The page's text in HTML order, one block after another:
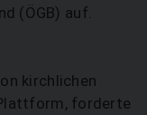
(ÖGB) auf.
kirchlichen
forderte